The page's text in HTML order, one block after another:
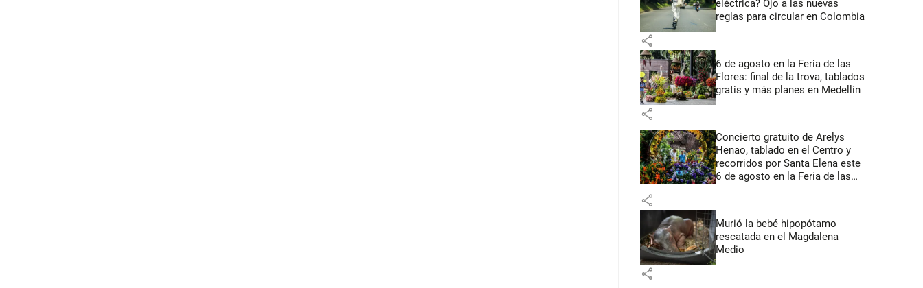
eléctrica? Ojo a las nuevas
reglas para circular en Colombia
share
6 de agosto en la Feria de las
Flores: final de la trova, tablados
gratis y más planes en Medellín
share
Concierto gratuito de Arelys
Henao, tablado en el Centro y
recorridos por Santa Elena este
6 de agosto en la Feria de las
share
Murió la bebé hipopótamo
rescatada en el Magdalena
Medio
share